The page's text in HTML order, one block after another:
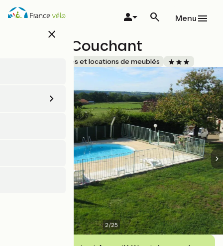
Aller
au
close
Menu
Le Soleil Couchant
Gîtes et locations de meublés
2/25